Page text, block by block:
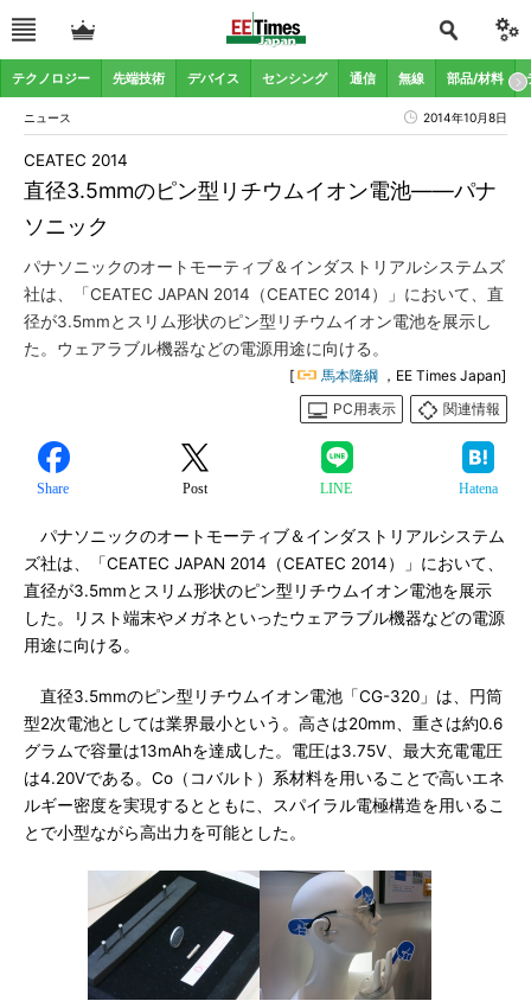
テクノロジー 先端技術 デバイス センシング 通信 無線 部品/材料
ニュース 2014年10月8日
直径3.5mmのピン型リチウムイオン電池――パナ
ソニック
CEATEC 2014
パナソニックのオートモーティブ＆インダストリアルシステムズ
社は、「CEATEC JAPAN 2014（CEATEC 2014）」において、直
径が3.5mmとスリム形状のピン型リチウムイオン電池を展示し
た。ウェアラブル機器などの電源用途に向ける。
[ 馬本隆綱 ，EE Times Japan]
PC用表示
関連情報
Share Post LINE Hatena
パナソニックのオートモーティブ＆インダストリアルシステム
ズ社は、「CEATEC JAPAN 2014（CEATEC 2014）」において、
直径が3.5mmとスリム形状のピン型リチウムイオン電池を展示
した。リスト端末やメガネといったウェアラブル機器などの電源
用途に向ける。
直径3.5mmのピン型リチウムイオン電池「CG-320」は、円筒
型2次電池としては業界最小という。高さは20mm、重さは約0.6
グラムで容量は13mAhを達成した。電圧は3.75V、最大充電電圧
は4.20Vである。Co（コバルト）系材料を用いることで高いエネ
ルギー密度を実現するとともに、スパイラル電極構造を用いるこ
とで小型ながら高出力を可能とした。